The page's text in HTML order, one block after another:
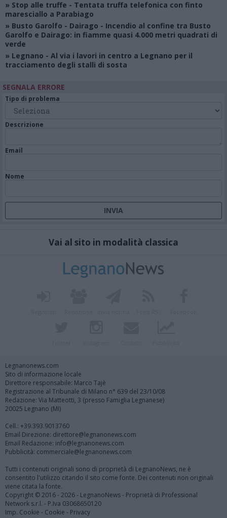
» Stop alle truffe - Tentata truffa telefonica con finto
maresciallo a Parabiago
» Busto Garolfo - Dairago - Incendio al confine tra Busto
Garolfo e Dairago: in fiamme quasi 4.000 metri quadrati di
verde
» Legnano - Al via i lavori in centro a Legnano per il
tracciamento degli stalli di sosta
SEGNALA ERRORE
Tipo di problema
Descrizione
Email
Nome
Vai al sito in modalità classica
Legnanonews.com
Sito di informazione locale
Direttore responsabile: Marco Tajè
Registrazione al Tribunale di Milano n° 639 del 23/10/08
Redazione: Via Matteotti, 3 (presso Famiglia Legnanese)
20025 Legnano (MI)
Cell.: +39.393.9013760
Email Direzione: direttore@legnanonews.com
Email Redazione: info@legnanonews.com
Pubblicità: commerciale@legnanonews.com
Tutti i contenuti originali sono di proprietà di LegnanoNews, ne è
consentito l'utilizzo citando il sito come fonte. Dei contenuti non originali
viene citata la fonte.
Copyright © 2016 - 2026 - LegnanoNews - Proprietà di Professional
Network s.r.l. - P.Iva 03068650120
Imp. Cookie - Cookie - Privacy